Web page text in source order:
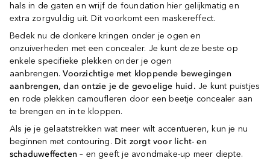
hals in de gaten en wrijf de foundation hier gelijkmatig en
extra zorgvuldig uit. Dit voorkomt een maskereffect.
Bedek nu de donkere kringen onder je ogen en
onzuiverheden met een concealer. Je kunt deze beste op
enkele specifieke plekken onder je ogen
aanbrengen.Voorzichtige met kloppende bewegingen
aanbrengen, dan ontzie je de gevoelige huid.Je kunt puistjes
en rode plekken camoufleren door een beetje concealer aan
te brengen en in te kloppen.
Als je je gelaatstrekken wat meer wilt accentueren, kun je nu
beginnen met contouring. Dit zorgt voor licht- en
schaduweffecten – en geeft je avondmake-up meer diepte.